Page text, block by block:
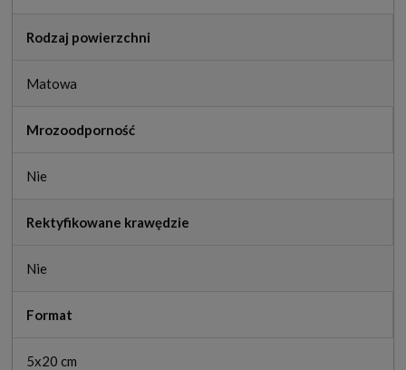
Rodzaj powierzchni
Matowa
Mrozoodporność
Nie
Rektyfikowane krawędzie
Nie
Format
5x20 cm